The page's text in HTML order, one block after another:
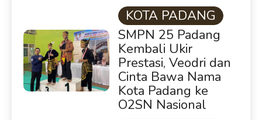
KOTA PADANG
SMPN 25 Padang
Kembali Ukir
Prestasi, Veodri dan
Cinta Bawa Nama
Kota Padang ke
O2SN Nasional